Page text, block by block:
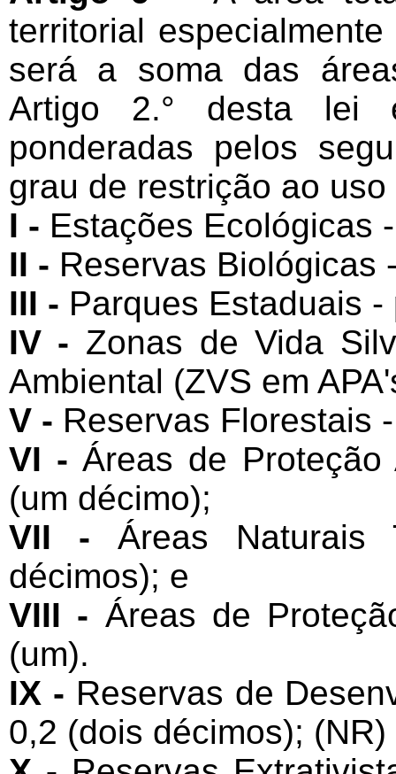
territorial
será a soma das
Artigo 2.° desta lei
ponderadas pelos
grau de restrição ao
I - Estações Ecológicas
II - Reservas Biológicas
III - Parques Estaduais
IV - Zonas de Vida
Ambiental (ZVS em
V - Reservas Florestais
VI -Áreas de
(um décimo);
VII - Áreas Naturais
décimos); e
VIII - Áreas de
(um).
IX - Reservas de
0,2 (dois décimos); (NR)